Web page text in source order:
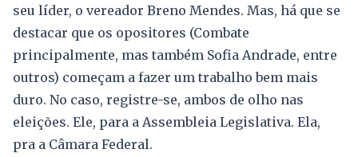
seu líder, o vereador Breno Mendes. Mas, há que se
destacar que os opositores (Combate
principalmente, mas também Sofia Andrade, entre
outros) começam a fazer um trabalho bem mais
duro. No caso, registre-se, ambos de olho nas
eleições. Ele, para a Assembleia Legislativa. Ela,
pra a Câmara Federal.